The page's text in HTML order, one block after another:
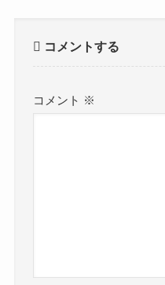
コメントする
コメント ※